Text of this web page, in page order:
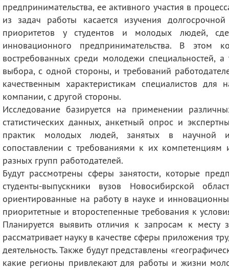
предпринимательства, ее активного участия в
из задач работы касается изучения
приоритетов у студентов и молодых людей,
инновационного предпринимательства. В этом
востребованных среди молодежи специальностей,
выбора, с одной стороны, и требований
качественным характеристикам специалистов
компании, с другой стороны.
Исследование базируется на применении
статистических данных, анкетный опрос и
практик молодых людей, занятых в научной
сопоставлении с требованиями к их
разных групп работодателей.
Будут рассмотрены сферы занятости, которые
студенты-выпускники вузов Новосибирской
ориентированные на работу в науке и
приоритетные и второстепенные требования к
Планируется выявить отличия к запросам к
рассматривает науку в качестве сферы приложения
деятельность. Также будут представлены
какие регионы привлекают для работы и жизни